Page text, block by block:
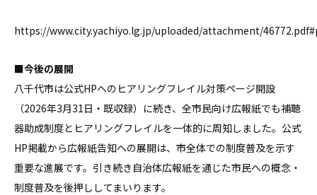
https://www.city.yachiyo.lg.jp/uploaded/attachment/
■今後の展開
八千代市は公式HPへのヒアリングフレイル対策ページ開設
（2026年3月31日・既収録）に続き、全市民向け広報紙でも補聴
器助成制度とヒアリングフレイルを一体的に周知しました。公式
HP掲載から広報紙告知への展開は、市全体での制度普及を示す
重要な進展です。引き続き自治体広報紙を通じた市民への概念・
制度普及を後押ししてまいります。